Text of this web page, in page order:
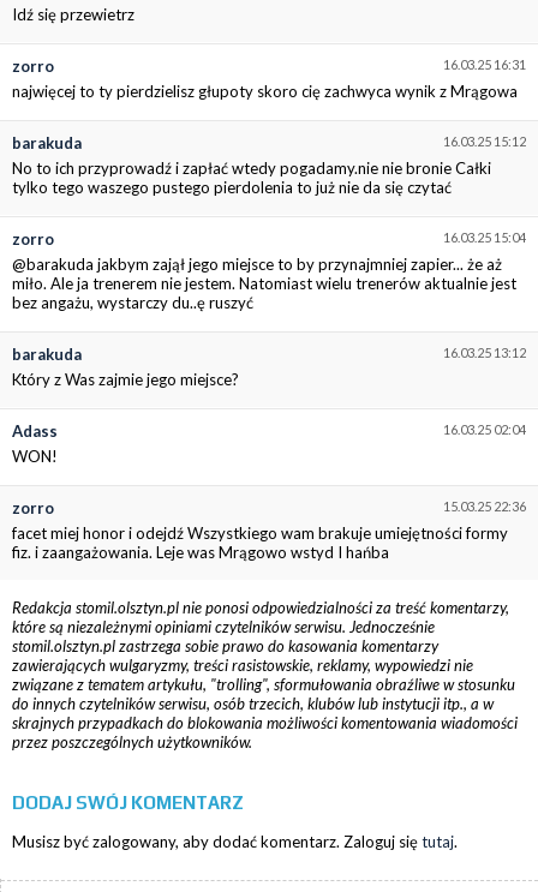
Idź się przewietrz
16.03.25 16:31
zorro
najwięcej to ty pierdzielisz głupoty skoro cię zachwyca wynik z Mrągowa
16.03.25 15:12
barakuda
No to ich przyprowadź i zapłać wtedy pogadamy.nie nie bronie Całki
tylko tego waszego pustego pierdolenia to już nie da się czytać
16.03.25 15:04
zorro
@barakuda jakbym zajął jego miejsce to by przynajmniej zapier... że aż
miło. Ale ja trenerem nie jestem. Natomiast wielu trenerów aktualnie jest
bez angażu, wystarczy du..ę ruszyć
16.03.25 13:12
barakuda
Który z Was zajmie jego miejsce?
16.03.25 02:04
Adass
WON!
15.03.25 22:36
zorro
facet miej honor i odejdź Wszystkiego wam brakuje umiejętności formy
fiz. i zaangażowania. Leje was Mrągowo wstyd I hańba
Redakcja stomil.olsztyn.pl nie ponosi odpowiedzialności za treść komentarzy,
które są niezależnymi opiniami czytelników serwisu. Jednocześnie
stomil.olsztyn.pl zastrzega sobie prawo do kasowania komentarzy
zawierających wulgaryzmy, treści rasistowskie, reklamy, wypowiedzi nie
związane z tematem artykułu, "trolling", sformułowania obraźliwe w stosunku
do innych czytelników serwisu, osób trzecich, klubów lub instytucji itp., a w
skrajnych przypadkach do blokowania możliwości komentowania wiadomości
przez poszczególnych użytkowników.
DODAJ SWÓJ KOMENTARZ
Musisz być zalogowany, aby dodać komentarz. Zaloguj siętutaj.